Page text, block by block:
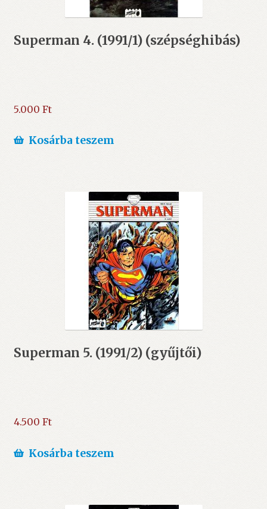
Superman 4. (1991/1) (szépséghibás)
5.000 Ft
Kosárba teszem
Superman 5. (1991/2) (gyűjtői)
4.500 Ft
Kosárba teszem